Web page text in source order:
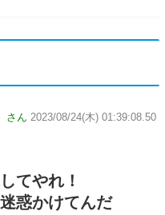
さん 2023/08/24(木) 01:39:08.50
てやれ！
惑かけてんだ